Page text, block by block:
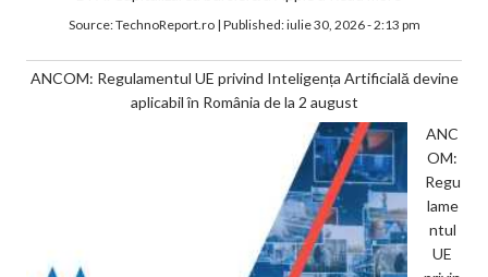
Source:TechnoReport.ro| Published:iulie 30, 2026 - 2:13 pm
ANCOM: Regulamentul UE privind Inteligența Artificială devine
aplicabil în România de la 2 august
ANC
OM:
Regu
lame
ntul
UE